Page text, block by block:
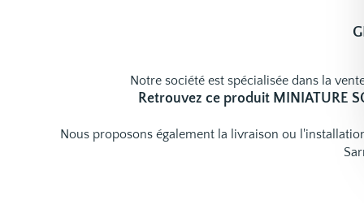
Notre société est spécialisée dans la
Retrouvez ce produit MINIATURE
Nous proposons également la livraison ou